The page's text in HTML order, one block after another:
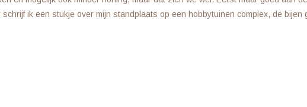
ik een stukje over mijn standplaats op een hobbytuinen complex, de